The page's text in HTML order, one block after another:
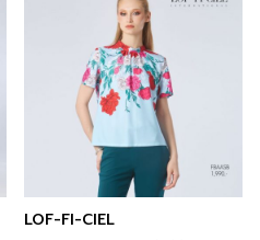
LOF-FI-CIEL